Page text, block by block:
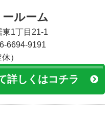
ルーム
1丁目21-1
6694-9191
）
詳しくはコチラ